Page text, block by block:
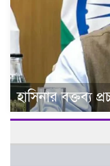
হাসিনার বক্তব্য